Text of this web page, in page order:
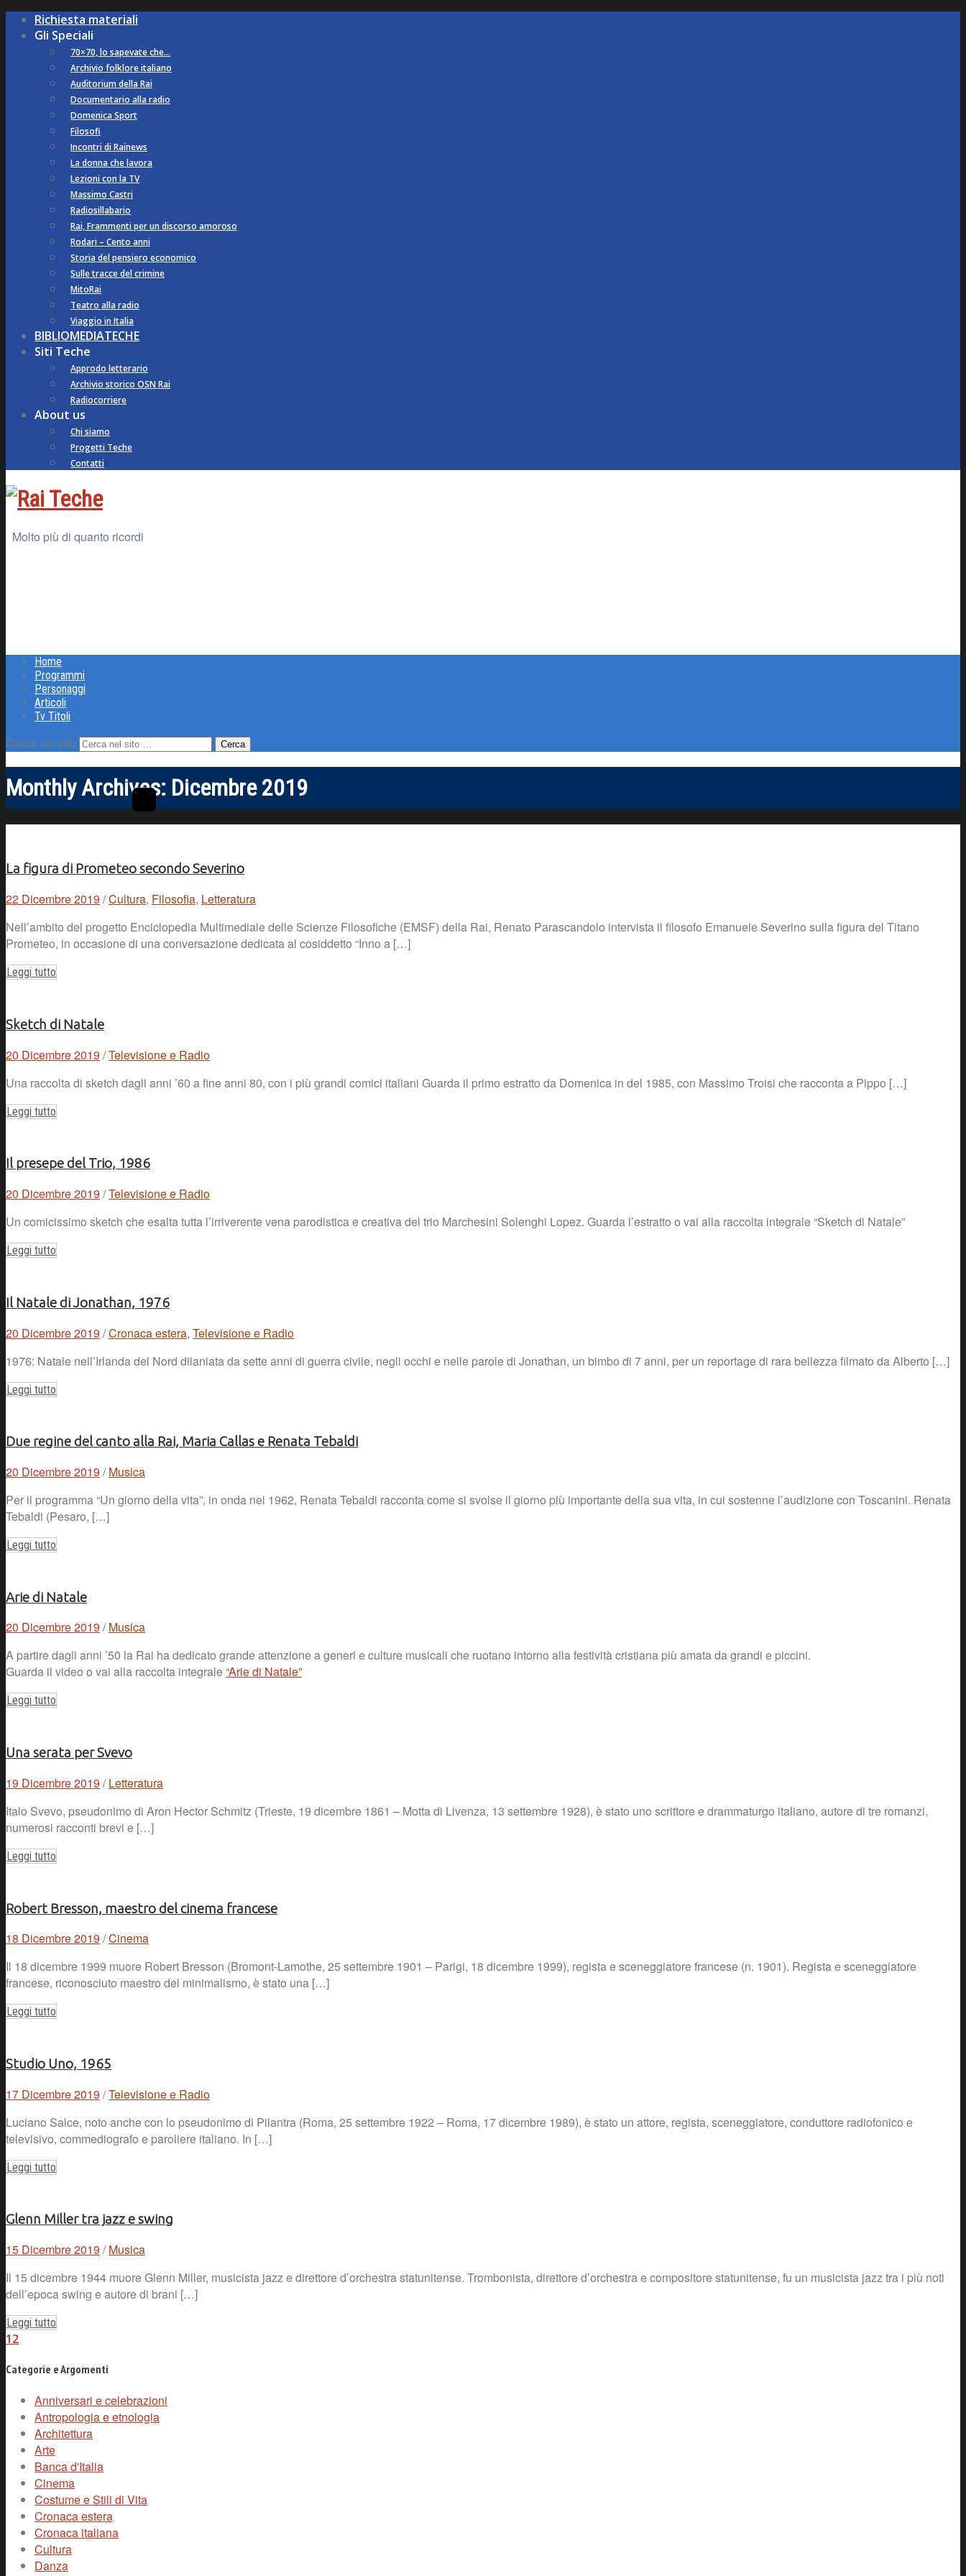
Richiesta materiali
Gli Speciali
70×70, lo sapevate che…
Archivio folklore italiano
Auditorium della Rai
Documentario alla radio
Domenica Sport
Filosofi
Incontri di Rainews
La donna che lavora
Lezioni con la TV
Massimo Castri
Radiosillabario
Rai, Frammenti per un discorso amoroso
Rodari – Cento anni
Storia del pensiero economico
Sulle tracce del crimine
MitoRai
Teatro alla radio
Viaggio in Italia
BIBLIOMEDIATECHE
Siti Teche
Approdo letterario
Archivio storico OSN Rai
Radiocorriere
About us
Chi siamo
Progetti Teche
Contatti
Molto più di quanto ricordi
Home
Programmi
Personaggi
Articoli
Tv Titoli
Cerca nel sito
Monthly Archives: Dicembre 2019
La figura di Prometeo secondo Severino
22 Dicembre 2019 /Cultura, Filosofia, Letteratura
Nell’ambito del progetto Enciclopedia Multimediale delle Scienze Filosofiche (EMSF) della Rai, Renato Parascandolo intervista il filosofo Emanuele Severino sulla figura del Titano
Prometeo, in occasione di una conversazione dedicata al cosiddetto “Inno a […]
Leggi tutto
Sketch di Natale
20 Dicembre 2019 /Televisione e Radio
Una raccolta di sketch dagli anni ’60 a fine anni 80, con i più grandi comici italiani Guarda il primo estratto da Domenica in del 1985, con Massimo Troisi che racconta a Pippo […]
Leggi tutto
Il presepe del Trio, 1986
20 Dicembre 2019 /Televisione e Radio
Un comicissimo sketch che esalta tutta l’irriverente vena parodistica e creativa del trio Marchesini Solenghi Lopez. Guarda l’estratto o vai alla raccolta integrale “Sketch di Natale”
Leggi tutto
Il Natale di Jonathan, 1976
20 Dicembre 2019 /Cronaca estera, Televisione e Radio
1976: Natale nell’Irlanda del Nord dilaniata da sette anni di guerra civile, negli occhi e nelle parole di Jonathan, un bimbo di 7 anni, per un reportage di rara bellezza filmato da Alberto […]
Leggi tutto
Due regine del canto alla Rai, Maria Callas e Renata Tebaldi
20 Dicembre 2019 / Musica
Per il programma “Un giorno della vita”, in onda nel 1962, Renata Tebaldi racconta come si svolse il giorno più importante della sua vita, in cui sostenne l’audizione con Toscanini. Renata
Tebaldi (Pesaro, […]
Leggi tutto
Arie di Natale
20 Dicembre 2019 / Musica
A partire dagli anni ’50 la Rai ha dedicato grande attenzione a generi e culture musicali che ruotano intorno alla festività cristiana più amata da grandi e piccini.
Guarda il video o vai alla raccolta integrale“Arie di Natale”
Leggi tutto
Una serata per Svevo
19 Dicembre 2019 / Letteratura
Italo Svevo, pseudonimo di Aron Hector Schmitz (Trieste, 19 dicembre 1861 – Motta di Livenza, 13 settembre 1928), è stato uno scrittore e drammaturgo italiano, autore di tre romanzi,
numerosi racconti brevi e […]
Leggi tutto
Robert Bresson, maestro del cinema francese
18 Dicembre 2019 /Cinema
Il 18 dicembre 1999 muore Robert Bresson (Bromont-Lamothe, 25 settembre 1901 – Parigi, 18 dicembre 1999), regista e sceneggiatore francese (n. 1901). Regista e sceneggiatore
francese, riconosciuto maestro del minimalismo, è stato una […]
Leggi tutto
Studio Uno, 1965
17 Dicembre 2019 /Televisione e Radio
Luciano Salce, noto anche con lo pseudonimo di Pilantra (Roma, 25 settembre 1922 – Roma, 17 dicembre 1989), è stato un attore, regista, sceneggiatore, conduttore radiofonico e
televisivo, commediografo e paroliere italiano. In […]
Leggi tutto
Glenn Miller tra jazz e swing
15 Dicembre 2019 / Musica
Il 15 dicembre 1944 muore Glenn Miller, musicista jazz e direttore d’orchestra statunitense. Trombonista, direttore d’orchestra e compositore statunitense, fu un musicista jazz tra i più noti
dell’epoca swing e autore di brani […]
Leggi tutto
12
Categorie e Argomenti
Anniversari e celebrazioni
Antropologia e etnologia
Architettura
Arte
Banca d'Italia
Cinema
Costume e Stili di Vita
Cronaca estera
Cronaca italiana
Cultura
Danza